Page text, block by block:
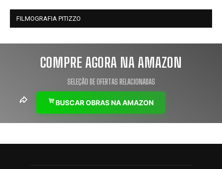
FILMOGRAFIA PITIZZO
COMPRE AGORA NA AMAZON
SELEÇÃO DE OFERTAS RELACIONADAS
BUSCAR OBRAS NA AMAZON